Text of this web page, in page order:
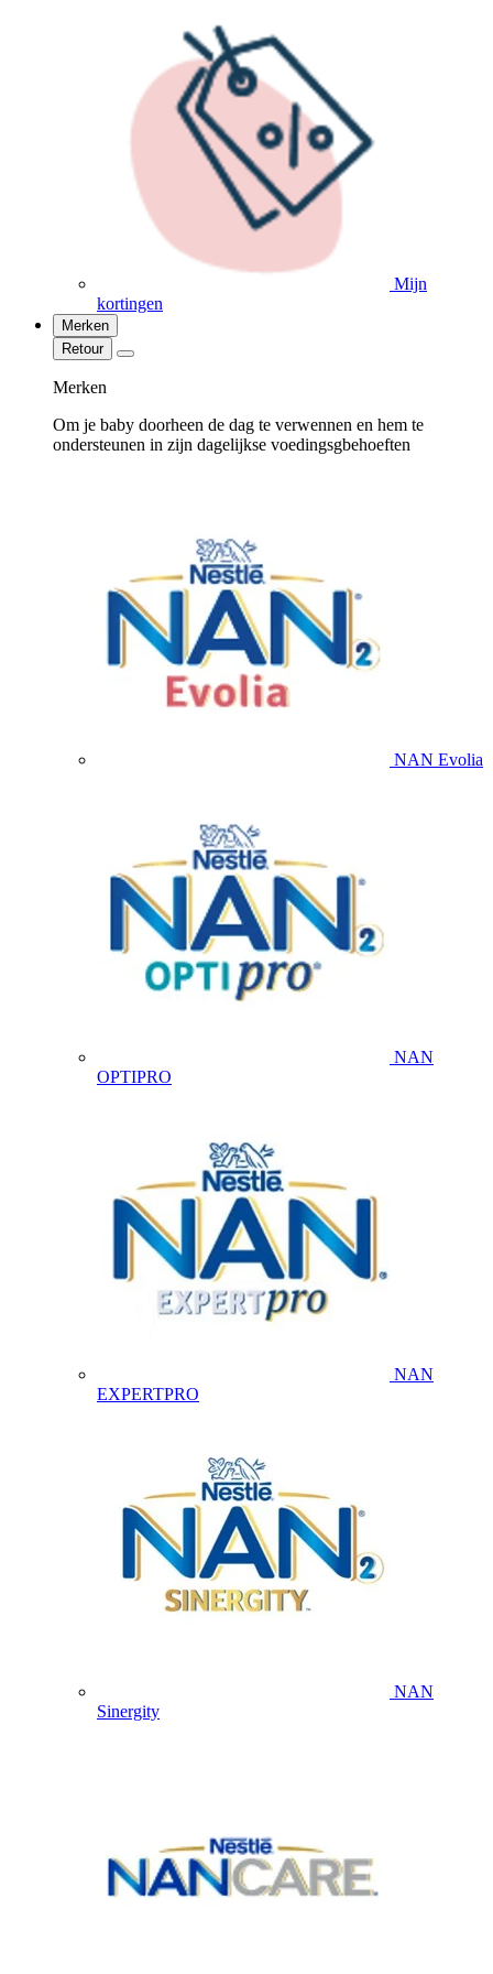
Mijn
kortingen
Merken
Retour
Merken
Om je baby doorheen de dag te verwennen en hem te
ondersteunen in zijn dagelijkse voedingsgbehoeften
NAN Evolia
NAN
OPTIPRO
NAN
EXPERTPRO
NAN
Sinergity